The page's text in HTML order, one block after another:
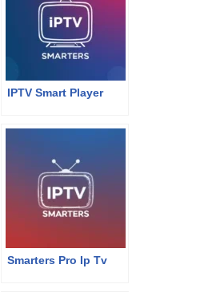
IPTV Smart Player
Smarters Pro Ip Tv